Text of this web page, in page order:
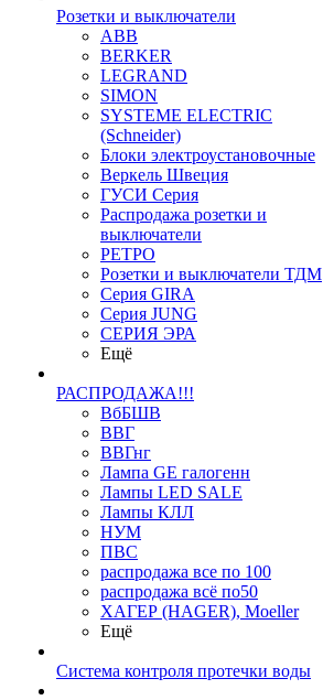
Розетки и выключатели
ABB
BERKER
LEGRAND
SIMON
SYSTEME ELECTRIC
(Schneider)
Блоки электроустановочные
Веркель Швеция
ГУСИ Серия
Распродажа розетки и
выключатели
РЕТРО
Розетки и выключатели ТДМ
Серия GIRA
Серия JUNG
СЕРИЯ ЭРА
Ещё
РАСПРОДАЖА!!!
ВбБШВ
ВВГ
ВВГнг
Лампа GE галогенн
Лампы LED SALE
Лампы КЛЛ
НУМ
ПВС
распродажа все по 100
распродажа всё по50
ХАГЕР (HAGER), Moeller
Ещё
Система контроля протечки воды